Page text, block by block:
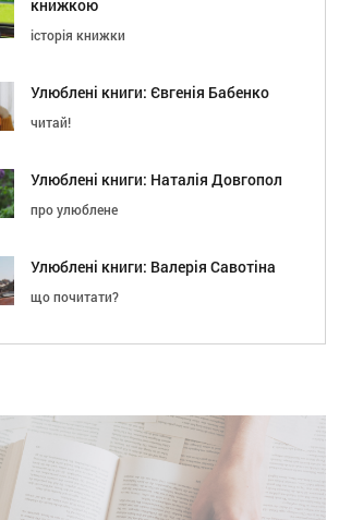
книжкою
історія книжки
Улюблені книги: Євгенія Бабенко
читай!
Улюблені книги: Наталія Довгопол
про улюблене
Улюблені книги: Валерія Савотіна
що почитати?